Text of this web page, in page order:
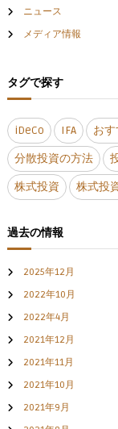
ニュース
メディア情報
タグで探す
iDeCo IFA お
分散投資の方法
株式投資 株式投
過去の情報
2025年12月
2022年10月
2022年4月
2021年12月
2021年11月
2021年10月
2021年9月